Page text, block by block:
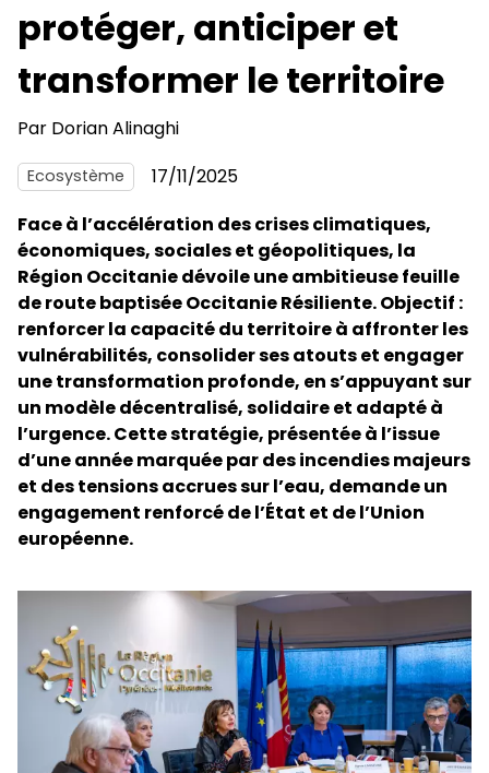
protéger, anticiper et
transformer le territoire
Par Dorian Alinaghi
Ecosystème
17/11/2025
Face à l’accélération des crises climatiques,
économiques, sociales et géopolitiques, la
Région Occitanie dévoile une ambitieuse feuille
de route baptisée Occitanie Résiliente. Objectif :
renforcer la capacité du territoire à affronter les
vulnérabilités, consolider ses atouts et engager
une transformation profonde, en s’appuyant sur
un modèle décentralisé, solidaire et adapté à
l’urgence. Cette stratégie, présentée à l’issue
d’une année marquée par des incendies majeurs
et des tensions accrues sur l’eau, demande un
engagement renforcé de l’État et de l’Union
européenne.